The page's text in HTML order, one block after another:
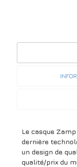
Le casque
dernière
un design de
qualité/prix du